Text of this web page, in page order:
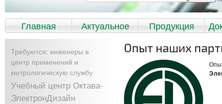
Главное меню
Главная Актуальное Продукция
Опыт наших
Требуются: инженеры в
центр применений и
метрологическую службу
Учебный центр Октава-
ЭлектронДизайн